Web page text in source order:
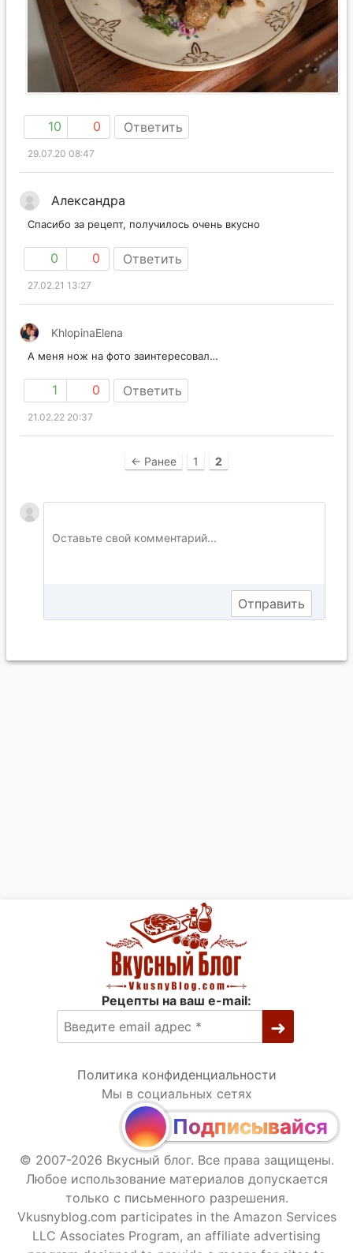
10 0 Ответить
29.07.20 08:47
Александра
Спасибо за рецепт, получилось очень вкусно
0 0 Ответить
27.02.21 13:27
KhlopinaElena
А меня нож на фото заинтересовал…
1 0 Ответить
21.02.22 20:37
← Ранее 1 2
Рецепты на ваш e-mail:
Политика конфиденциальности
Мы в социальных сетях
Подписывайся
© 2007-2026 Вкусный блог. Все права защищены.
Любое использование материалов допускается
только с письменного разрешения.
Vkusnyblog.com participates in the Amazon Services
LLC Associates Program, an affiliate advertising